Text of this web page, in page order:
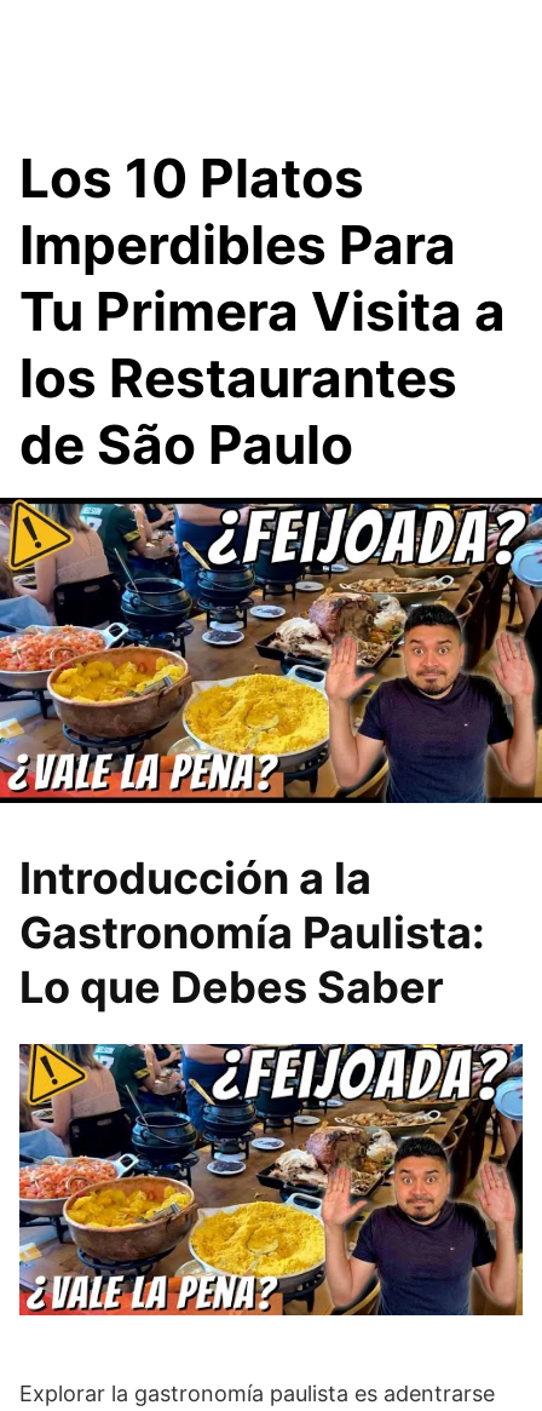
Los 10 Platos
Imperdibles Para
Tu Primera Visita a
los Restaurantes
de São Paulo
Introducción a la
Gastronomía Paulista:
Lo que Debes Saber
Explorar la gastronomía paulista es adentrarse